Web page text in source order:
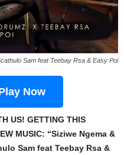
Sam feat Teebay Rsa & Easy Poi
Now
US! GETTING THIS
MUSIC: “Siziwe Ngema &
Sam feat Teebay Rsa &